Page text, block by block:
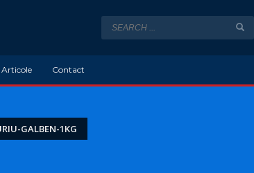
Articole Contact
GALBEN-1KG